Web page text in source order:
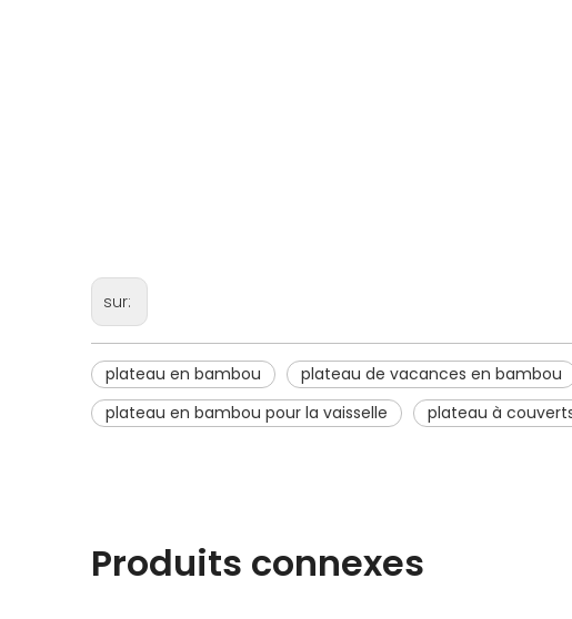
sur:
plateau en bambou plateau de vacances en bambou
plateau en bambou pour la vaisselle
plateau à
Produits connexes